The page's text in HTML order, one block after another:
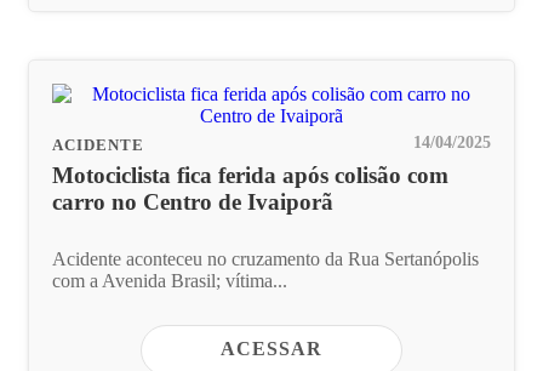
ACIDENTE 14/04/2025
Motociclista fica ferida após colisão com
carro no Centro de Ivaiporã
Acidente aconteceu no cruzamento da Rua Sertanópolis
com a Avenida Brasil; vítima...
ACESSAR